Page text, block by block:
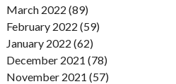
March 2022 (89)
February 2022 (59)
January 2022 (62)
December 2021 (78)
November 2021 (57)